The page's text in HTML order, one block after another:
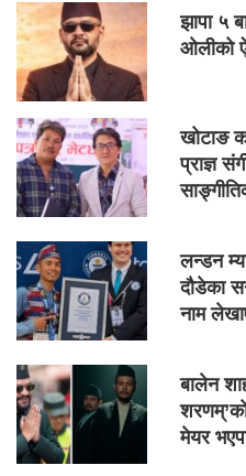
झापा ५
ओलीको
खोटाङ
प्राज्ञ
लन्डन
दौडेका
नाम
बालेन
मेयर